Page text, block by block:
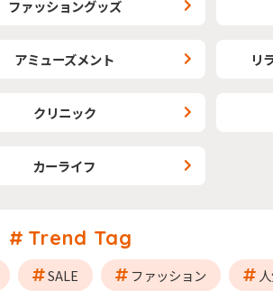
ファッショングッズ
アミューズメント リ
クリニック
カーライフ
Trend Tag
SALE ファッション